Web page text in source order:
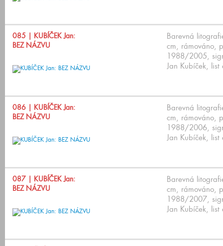
085 | KUBÍČEK Jan:
BEZ NÁZVU
Barevná
cm, rámováno,
1988/2005,
Jan Kubíček,
086 | KUBÍČEK Jan:
BEZ NÁZVU
Barevná
cm, rámováno,
1988/2006,
Jan Kubíček,
087 | KUBÍČEK Jan:
BEZ NÁZVU
Barevná
cm, rámováno,
1988/2007,
Jan Kubíček,